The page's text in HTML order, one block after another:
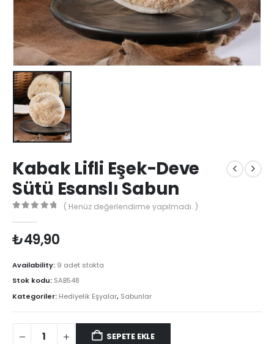
Kabak Lifli Eşek-Deve
Sütü Esanslı Sabun
( Henüz değerlendirme yapılmadı. )
₺49,90
Availability: 9 adet stokta
Stok kodu: SAB548
Kategoriler: Hediyelik Eşyalar, Sabunlar
SEPETE EKLE